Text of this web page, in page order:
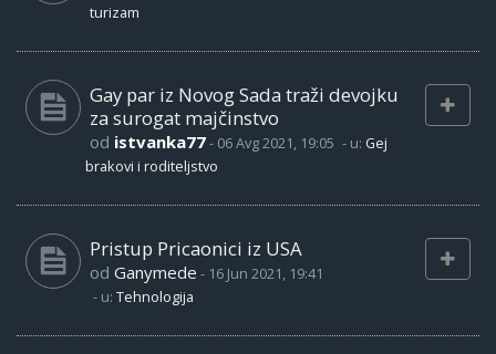
turizam
Gay par iz Novog Sada traži devojku
za surogat majčinstvo
od istvanka77- 06 Avg 2021, 19:05 - u: Gej
brakovi i roditeljstvo
Pristup Pricaonici iz USA
od Ganymede - 16 Jun 2021, 19:41
- u: Tehnologija